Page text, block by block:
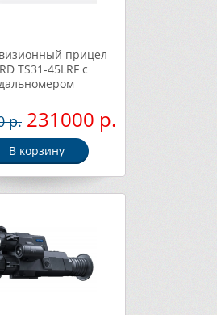
прицел
TS31-45LRF с
р. 231000 р.
В корзину